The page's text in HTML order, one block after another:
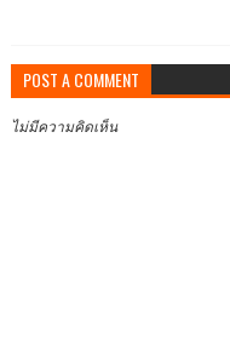
POST A COMMENT
ไม่มีความคิดเห็น